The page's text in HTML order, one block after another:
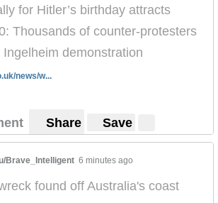
for Hitler’s birthday attracts
Thousands of counter-protesters
Ingelheim demonstration
news/w...
Share Save
Brave_Intelligent 6 minutes ago
found off Australia's coast